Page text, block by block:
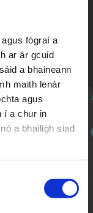
fógraí a
ar ár gcuid
a bhaineann
maith lenár
agus
í a chur in
a bhailigh siad